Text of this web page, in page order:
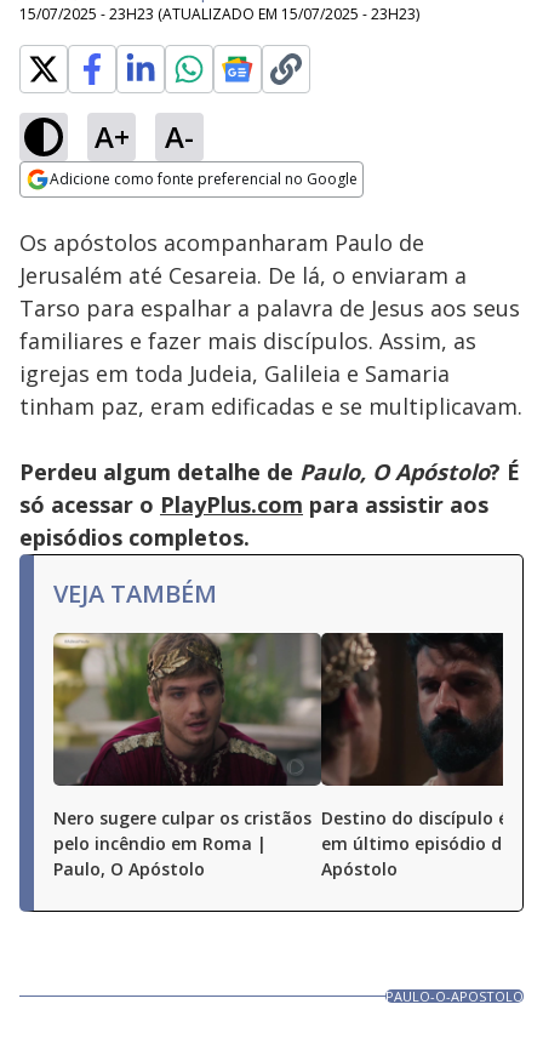
15/07/2025 - 23H23 (ATUALIZADO EM 15/07/2025 - 23H23)
A+ A-
Adicione como fonte preferencial no Google
Ativar
100.00%
Os apóstolos acompanharam Paulo de
Jerusalém até Cesareia. De lá, o enviaram a
Tarso para espalhar a palavra de Jesus aos seus
familiares e fazer mais discípulos. Assim, as
igrejas em toda Judeia, Galileia e Samaria
tinham paz, eram edificadas e se multiplicavam.
Perdeu algum detalhe de Paulo, O Apóstolo? É
só acessar o PlayPlus.com para assistir aos
episódios completos.
VEJA TAMBÉM
Nero sugere culpar os cristãos
pelo incêndio em Roma |
Paulo, O Apóstolo
Destino do discípulo é
em último episódio de
Apóstolo
PAULO-O-APOSTOLO